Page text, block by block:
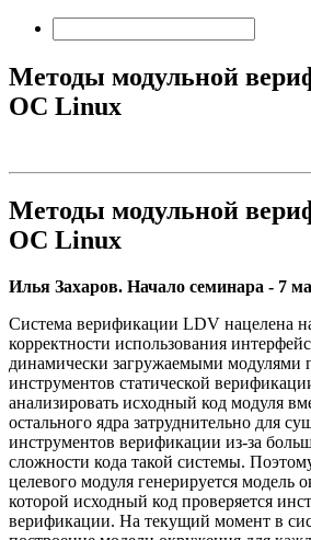
Методы модульной
ОС Linux
Методы модульной
ОС Linux
Илья Захаров. Начало семинара - 7
Система верификации LDV нацелена
корректности использования
динамически загружаемыми модулями
инструментов статической
анализировать исходный код модуля
остального ядра затруднительно для
инструментов верификации из-за
сложности кода такой системы.
целевого модуля генерируется модель
которой исходный код проверяется
верификации. На текущий момент в